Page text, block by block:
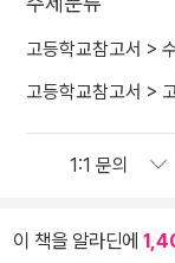
고등학교참고서 >
고등학교참고서 >
이 책을 알라딘에